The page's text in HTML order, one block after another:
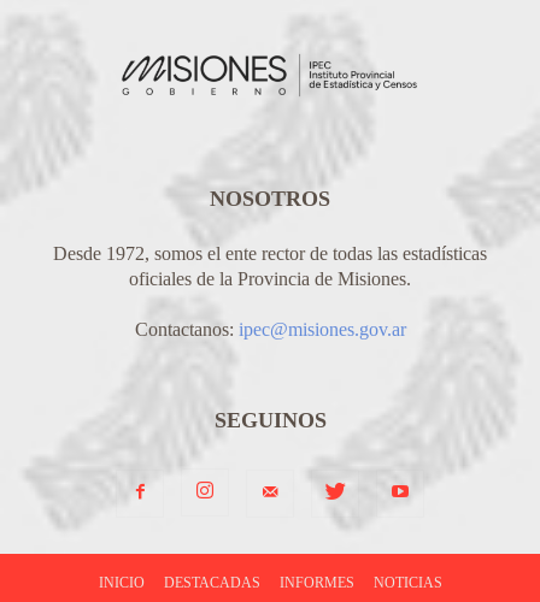
NOSOTROS
Desde 1972, somos el ente rector de todas las estadísticas
oficiales de la Provincia de Misiones.
Contactanos: ipec@misiones.gov.ar
SEGUINOS
INICIO DESTACADAS INFORMES NOTICIAS